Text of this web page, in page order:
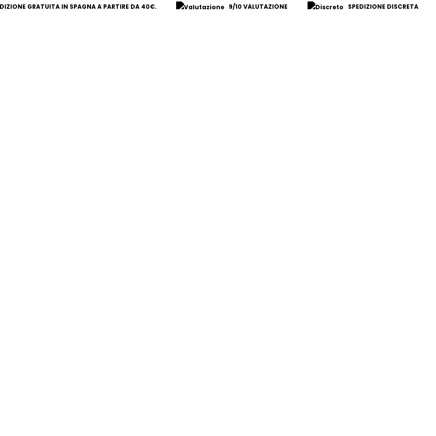
GRATUITA IN SPAGNA A PARTIRE DA 40€. 9/10 VALUTAZIONE SPEDIZIONE DISCRETA
Fascia
Hash